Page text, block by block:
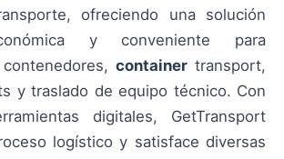
ofreciendo una solución
y conveniente para
containertransport,
y traslado de equipo técnico. Con
digitales, GetTransport
logístico y satisface diversas